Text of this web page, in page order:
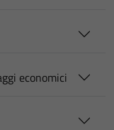
economici